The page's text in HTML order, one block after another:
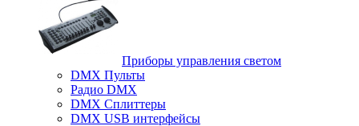
Приборы управления светом
DMX Пульты
Радио DMX
DMX Сплиттеры
DMX USB интерфейсы